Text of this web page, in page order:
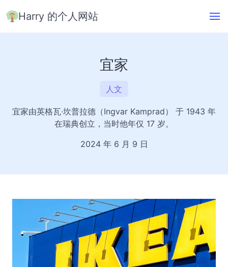
Harry 的个人网站
宜家
人文
宜家由英格瓦·坎普拉德（Ingvar Kamprad） 于 1943 年
在瑞典创立，当时他年仅 17 岁。
2024 年 6 月 9 日